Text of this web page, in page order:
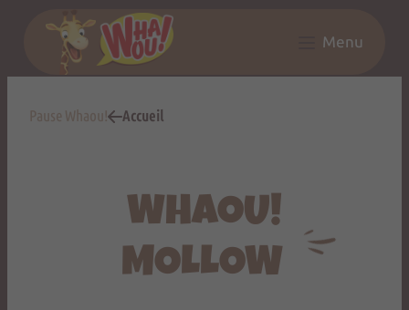
Panneau de gestion des cookies
Menu
Accueil
Pause Whaou!
WHAOU!
MOLLOW